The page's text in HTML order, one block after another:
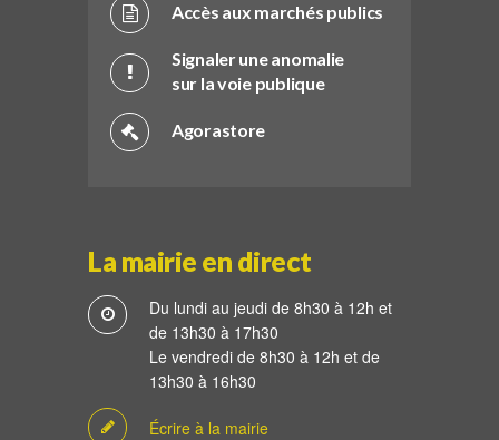
Accès aux marchés publics
Signaler une anomalie
sur la voie publique
Agorastore
La mairie en direct
Du lundi au jeudi de 8h30 à 12h et
de 13h30 à 17h30
Le vendredi de 8h30 à 12h et de
13h30 à 16h30
Écrire à la mairie